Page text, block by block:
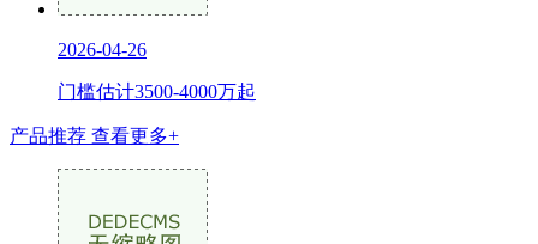
2026-04-26
门槛估计3500-4000万起
产品推荐 查看更多+